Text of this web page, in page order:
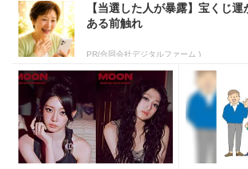
【当選した人が暴露】宝くじ
ある前触れ
PR(合同会社デジタルファーム )